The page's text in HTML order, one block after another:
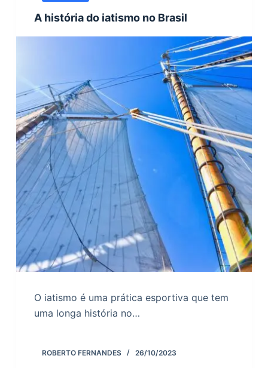
A história do iatismo no Brasil
O iatismo é uma prática esportiva que tem
uma longa história no…
ROBERTO FERNANDES 26/10/2023